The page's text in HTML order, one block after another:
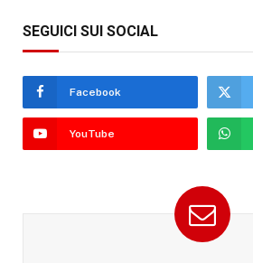
SEGUICI SUI SOCIAL
Facebook
YouTube